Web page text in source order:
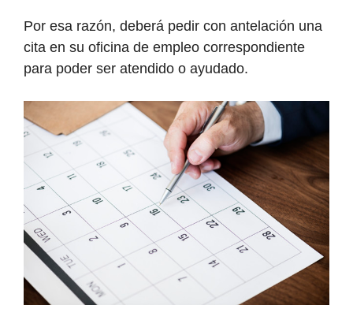
Por esa razón, deberá pedir con antelación una
cita en su oficina de empleo correspondiente
para poder ser atendido o ayudado.